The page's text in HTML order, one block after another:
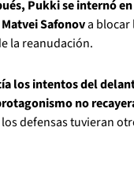
Pukki se internó
Safonova blocar
la reanudación.
los intentos del
no
los defensas tuvieran